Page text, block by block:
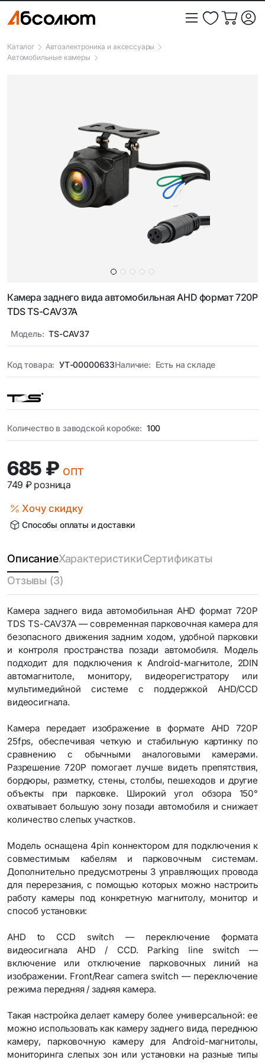
Каталог
Автоэлектроника и аксессуары
Автомобильные камеры
Камера заднего вида автомобильная AHD формат 720Р
TDS TS-CAV37A
Модель:TS-CAV37
Код товара: УТ-00000633Наличие: Есть на складе
Количество в заводской коробке: 100
685 ₽ опт
749 ₽ розница
Хочу скидку
Способы оплаты и доставки
ОписаниеХарактеристикиСертификаты
Отзывы (3)
Камера заднего вида автомобильная AHD формат 720P
TDS TS-CAV37A — современная парковочная камера для
безопасного движения задним ходом, удобной парковки
и контроля пространства позади автомобиля. Модель
подходит для подключения к Android-магнитоле, 2DIN
автомагнитоле, монитору, видеорегистратору или
мультимедийной системе с поддержкой AHD/CCD
видеосигнала.
Камера передает изображение в формате AHD 720P
25fps, обеспечивая четкую и стабильную картинку по
сравнению с обычными аналоговыми камерами.
Разрешение 720P помогает лучше видеть препятствия,
бордюры, разметку, стены, столбы, пешеходов и другие
объекты при парковке. Широкий угол обзора 150°
охватывает большую зону позади автомобиля и снижает
количество слепых участков.
Модель оснащена 4pin коннектором для подключения к
совместимым кабелям и парковочным системам.
Дополнительно предусмотрены 3 управляющих провода
для перерезания, с помощью которых можно настроить
работу камеры под конкретную магнитолу, монитор и
способ установки:
AHD to CCD switch — переключение формата
видеосигнала AHD / CCD. Parking line switch —
включение или отключение парковочных линий на
изображении. Front/Rear camera switch — переключение
режима передняя / задняя камера.
Такая настройка делает камеру более универсальной: ее
можно использовать как камеру заднего вида, переднюю
камеру, парковочную камеру для Android-магнитолы,
мониторинга слепых зон или установки на разные типы